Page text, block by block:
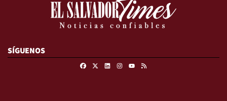
SÍGUENOS
FacebookLinkedinInstagram